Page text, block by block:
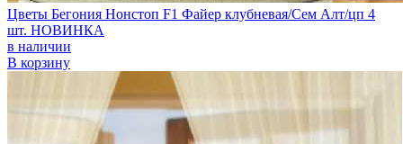
Цветы Бегония Нонстоп F1 Файер клубневая/Сем Алт/цп 4
шт. НОВИНКА
в наличии
В корзину